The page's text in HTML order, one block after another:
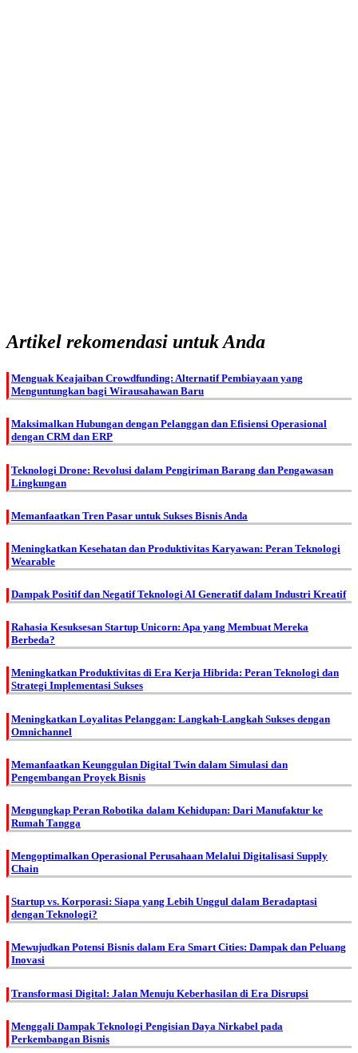
Artikel rekomendasi untuk Anda
Menguak Keajaiban Crowdfunding: Alternatif Pembiayaan yang
Menguntungkan bagi Wirausahawan Baru
Maksimalkan Hubungan dengan Pelanggan dan Efisiensi Operasional
dengan CRM dan ERP
Teknologi Drone: Revolusi dalam Pengiriman Barang dan Pengawasan
Lingkungan
Memanfaatkan Tren Pasar untuk Sukses Bisnis Anda
Meningkatkan Kesehatan dan Produktivitas Karyawan: Peran Teknologi
Wearable
Dampak Positif dan Negatif Teknologi AI Generatif dalam Industri Kreatif
Rahasia Kesuksesan Startup Unicorn: Apa yang Membuat Mereka
Berbeda?
Meningkatkan Produktivitas di Era Kerja Hibrida: Peran Teknologi dan
Strategi Implementasi Sukses
Meningkatkan Loyalitas Pelanggan: Langkah-Langkah Sukses dengan
Omnichannel
Memanfaatkan Keunggulan Digital Twin dalam Simulasi dan
Pengembangan Proyek Bisnis
Mengungkap Peran Robotika dalam Kehidupan: Dari Manufaktur ke
Rumah Tangga
Mengoptimalkan Operasional Perusahaan Melalui Digitalisasi Supply
Chain
Startup vs. Korporasi: Siapa yang Lebih Unggul dalam Beradaptasi
dengan Teknologi?
Mewujudkan Potensi Bisnis dalam Era Smart Cities: Dampak dan Peluang
Inovasi
Transformasi Digital: Jalan Menuju Keberhasilan di Era Disrupsi
Menggali Dampak Teknologi Pengisian Daya Nirkabel pada
Perkembangan Bisnis